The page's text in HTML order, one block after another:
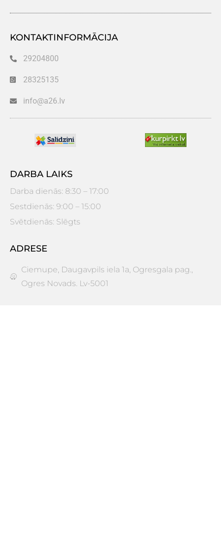
KONTAKTINFORMĀCIJA
29204800
28325135
info@a26.lv
DARBA LAIKS
Darba dienās: 8:30 – 17:00
Sestdienās: 9:00 – 15:00
Svētdienās: Slēgts
ADRESE
Ciemupe, Daugavpils iela 1a, Ogresgala pag.,
Ogres Novads. Lv-5001